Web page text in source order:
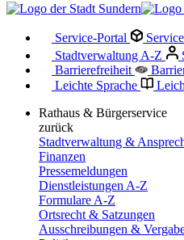
Service-Portal
Stadtverwaltung A-Z
Barrierefreiheit
Leichte Sprache
Rathaus & Bürgerservice
zurück
Stadtverwaltung &
Finanzen
Pressemeldungen
Dienstleistungen A-Z
Formulare A-Z
Ortsrecht & Satzungen
Ausschreibungen &